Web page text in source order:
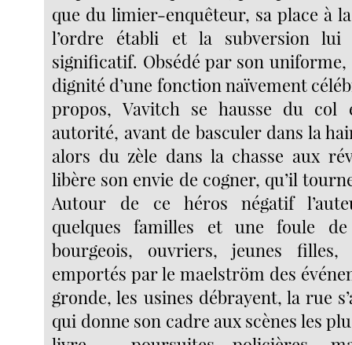
que du limier-enquêteur, sa place à
l’ordre établi et la subversion
significatif. Obsédé par son
dignité d’une fonction naïvement
propos, Vavitch se hausse du
autorité, avant de basculer dans la
alors du zèle dans la chasse aux
libère son envie de cogner, qu’il
Autour de ce héros négatif
quelques familles et une foule
bourgeois, ouvriers, jeunes filles,
emportés par le maelström des
gronde, les usines débrayent, la rue
qui donne son cadre aux scènes les